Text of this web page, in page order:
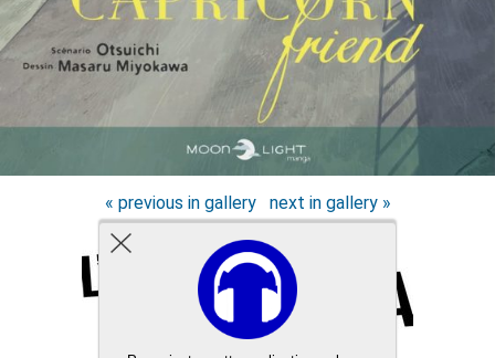
« previous in gallery next in gallery »